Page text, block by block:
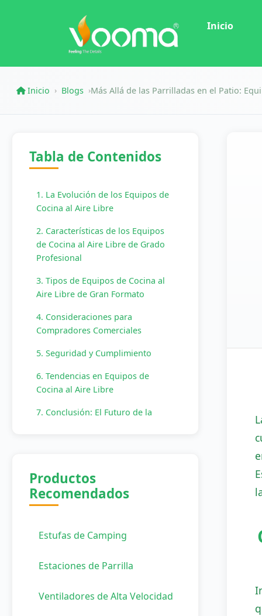
Inicio
Inicio › Blogs ›Más Allá de las Parrilladas en el Patio:
Tabla de Contenidos
1. La Evolución de los Equipos de
Cocina al Aire Libre
2. Características de los Equipos
de Cocina al Aire Libre de Grado
Profesional
3. Tipos de Equipos de Cocina al
Aire Libre de Gran Formato
4. Consideraciones para
Compradores Comerciales
5. Seguridad y Cumplimiento
6. Tendencias en Equipos de
Cocina al Aire Libre
7. Conclusión: El Futuro de la
Productos
Recomendados
Estufas de Camping
Estaciones de Parrilla
Ventiladores de Alta Velocidad